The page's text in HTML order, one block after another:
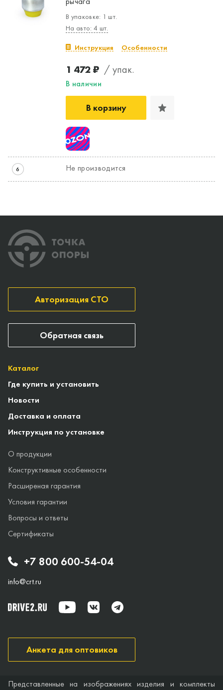
В упаковке: 1 шт.
На авто: 4 шт.
Инструкция Особенности
1 472 ₽ / упак.
В наличии
В корзину
6 Не производится
+7 800 600-54-04
info@crt.ru
Каталог
Где купить и установить
Новости
Доставка и оплата
Инструкция по установке
О продукции
Конструктивные особенности
Расширеная гарантия
Условия гарантии
Вопросы и ответы
Сертификаты
Авторизация СТО
Анкета для оптовиков
Обратная связь
Представленные на изображениях изделия и комплекты